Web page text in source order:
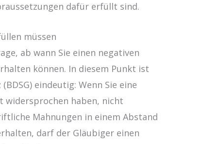
dafür erfüllt sind.
müssen
ab wann Sie einen negativen
können. In diesem Punkt ist
eindeutig: Wenn Sie eine
widersprochen haben, nicht
Mahnungen in einem Abstand
darf der Gläubiger einen